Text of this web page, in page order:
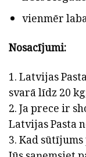
vienmēr
Nosacījumi:
1. Latvijas
svarā līdz 20
2. Ja prece ir
Latvijas Pasta
3. Kad